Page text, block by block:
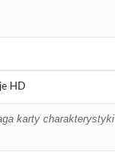
HD
karty charakterystyki